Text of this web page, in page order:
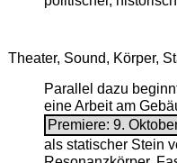
Theater, Sound, Körper,
Parallel dazu
eine Arbeit am
Premiere: 9.
als statischer Stein